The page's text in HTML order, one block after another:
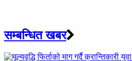
सम्बन्धित खबर